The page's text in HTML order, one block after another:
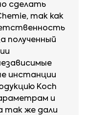
- 21099.
по
сделать
так как
полученный
инстанции
Koch
и
так же дали